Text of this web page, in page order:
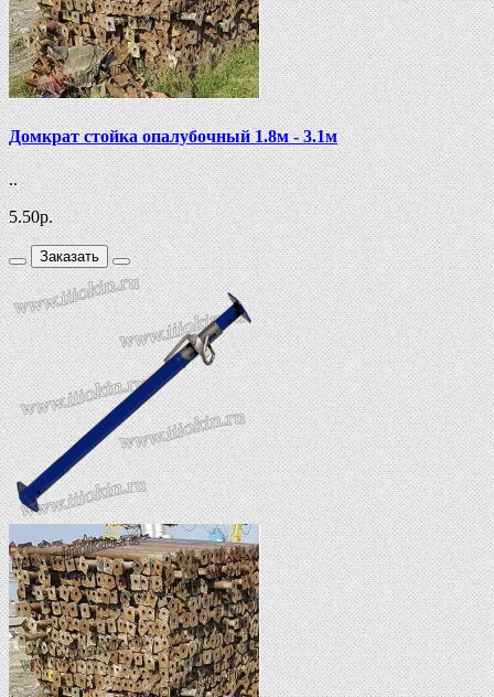
Домкрат стойка опалубочный 1.8м - 3.1м
..
5.50р.
Заказать